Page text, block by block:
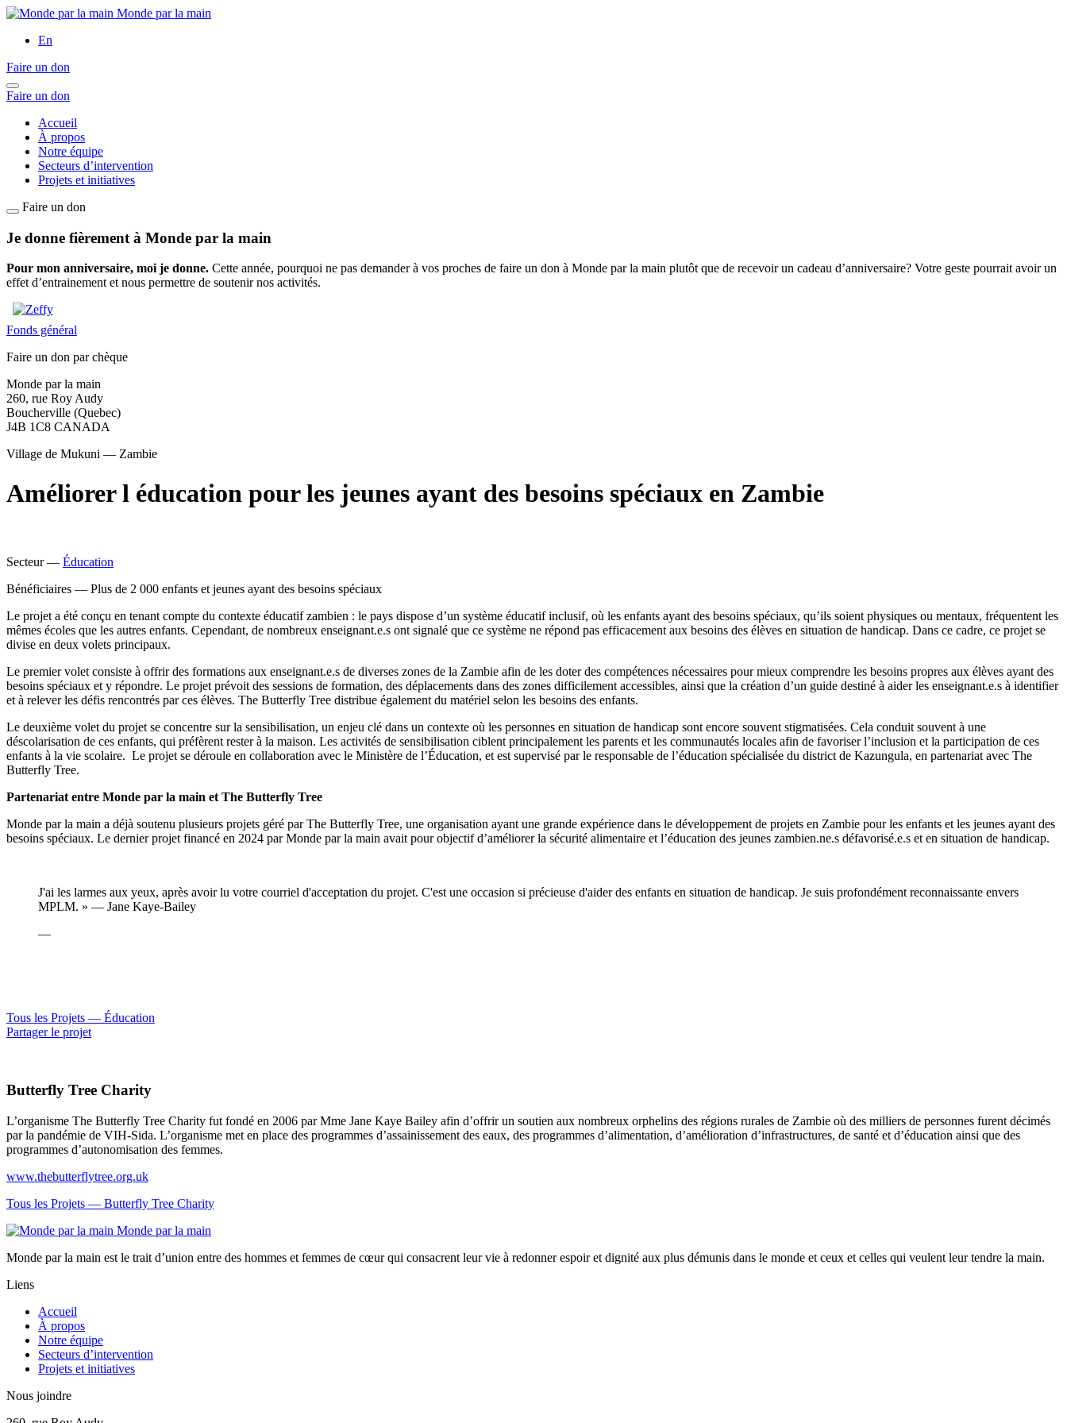
Monde par la main
En
Faire un don
Faire un don
Accueil
À propos
Notre équipe
Secteurs d’intervention
Projets et initiatives
Faire un don
Je donne fièrement à Monde par la main
Pour mon anniversaire, moi je donne. Cette année, pourquoi ne pas demander à vos proches de faire un don à Monde par la main plutôt que de recevoir un cadeau d’anniversaire? Votre geste pourrait avoir un
effet d’entrainement et nous permettre de soutenir nos activités.
Fonds général
Faire un don par chèque
Monde par la main
260, rue Roy Audy
Boucherville (Quebec)
J4B 1C8 CANADA
Village de Mukuni — Zambie
Améliorer l éducation pour les jeunes ayant des besoins spéciaux en Zambie
Secteur — Éducation
Bénéficiaires — Plus de 2 000 enfants et jeunes ayant des besoins spéciaux
Le projet a été conçu en tenant compte du contexte éducatif zambien : le pays dispose d’un système éducatif inclusif, où les enfants ayant des besoins spéciaux, qu’ils soient physiques ou mentaux, fréquentent les
mêmes écoles que les autres enfants. Cependant, de nombreux enseignant.e.s ont signalé que ce système ne répond pas efficacement aux besoins des élèves en situation de handicap. Dans ce cadre, ce projet se
divise en deux volets principaux.
Le premier volet consiste à offrir des formations aux enseignant.e.s de diverses zones de la Zambie afin de les doter des compétences nécessaires pour mieux comprendre les besoins propres aux élèves ayant des
besoins spéciaux et y répondre. Le projet prévoit des sessions de formation, des déplacements dans des zones difficilement accessibles, ainsi que la création d’un guide destiné à aider les enseignant.e.s à identifier
et à relever les défis rencontrés par ces élèves. The Butterfly Tree distribue également du matériel selon les besoins des enfants.
Le deuxième volet du projet se concentre sur la sensibilisation, un enjeu clé dans un contexte où les personnes en situation de handicap sont encore souvent stigmatisées. Cela conduit souvent à une
déscolarisation de ces enfants, qui préfèrent rester à la maison. Les activités de sensibilisation ciblent principalement les parents et les communautés locales afin de favoriser l’inclusion et la participation de ces
enfants à la vie scolaire. Le projet se déroule en collaboration avec le Ministère de l’Éducation, et est supervisé par le responsable de l’éducation spécialisée du district de Kazungula, en partenariat avec The
Butterfly Tree.
Partenariat entre Monde par la main et The Butterfly Tree
Monde par la main a déjà soutenu plusieurs projets géré par The Butterfly Tree, une organisation ayant une grande expérience dans le développement de projets en Zambie pour les enfants et les jeunes ayant des
besoins spéciaux. Le dernier projet financé en 2024 par Monde par la main avait pour objectif d’améliorer la sécurité alimentaire et l’éducation des jeunes zambien.ne.s défavorisé.e.s et en situation de handicap.
J'ai les larmes aux yeux, après avoir lu votre courriel d'acceptation du projet. C'est une occasion si précieuse d'aider des enfants en situation de handicap. Je suis profondément reconnaissante envers
MPLM. » — Jane Kaye-Bailey
—
Tous les Projets — Éducation
Partager le projet
Butterfly Tree Charity
L’organisme The Butterfly Tree Charity fut fondé en 2006 par Mme Jane Kaye Bailey afin d’offrir un soutien aux nombreux orphelins des régions rurales de Zambie où des milliers de personnes furent décimés
par la pandémie de VIH-Sida. L’organisme met en place des programmes d’assainissement des eaux, des programmes d’alimentation, d’amélioration d’infrastructures, de santé et d’éducation ainsi que des
programmes d’autonomisation des femmes.
www.thebutterflytree.org.uk
Tous les Projets — Butterfly Tree Charity
Monde par la main
Monde par la main est le trait d’union entre des hommes et femmes de cœur qui consacrent leur vie à redonner espoir et dignité aux plus démunis dans le monde et ceux et celles qui veulent leur tendre la main.
Liens
Accueil
À propos
Notre équipe
Secteurs d’intervention
Projets et initiatives
Nous joindre